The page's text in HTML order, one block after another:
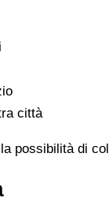
città
possibilità di